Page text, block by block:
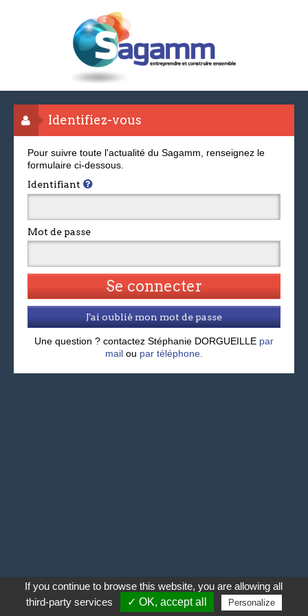
Identifiez-vous
Pour suivre toute l'actualité du Sagamm, renseignez le
formulaire ci-dessous.
Identifiant
Mot de passe
J'ai oublié mon mot de passe
Une question ? contactez Stéphanie DORGUEILLE par
mail ou par téléphone.
If you continue to browse this website, you are allowing all
third-party services
✓ OK, accept all Personalize